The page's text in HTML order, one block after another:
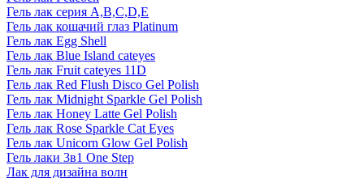
Гель лак серия A,B,C,D,E
Гель лак кошачий глаз Platinum
Гель лак Egg Shell
Гель лак Blue Island cateyes
Гель лак Fruit cateyes 11D
Гель лак Red Flush Disco Gel Polish
Гель лак Midnight Sparkle Gel Polish
Гель лак Honey Latte Gel Polish
Гель лак Rose Sparkle Cat Eyes
Гель лак Unicorn Glow Gel Polish
Гель лаки 3в1 One Step
Лак для дизайна волн